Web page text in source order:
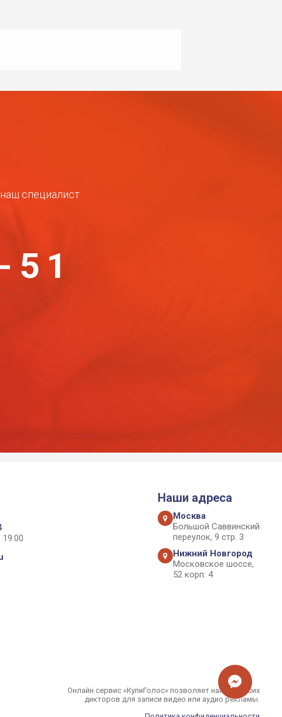
специалист
Наши адреса
Москва
Большой Саввинский
переулок, 9 стр. 3
Нижний Новгород
Московское шоссе,
52 корп. 4
Онлайн сервис «КупиГолос» позволяет найти лучших
дикторов для записи видео или аудио рекламы.